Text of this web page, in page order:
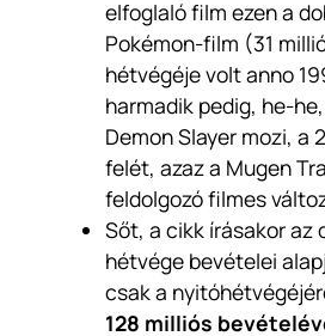
elfoglaló film ezen a
Pokémon-film (31
hétvégéje volt anno
harmadik pedig, he-
Demon Slayer mozi, a
felét, azaz a Mugen
feldolgozó filmes
Sőt, a cikk írásakor az
hétvége bevételei
csak a
128 milliós